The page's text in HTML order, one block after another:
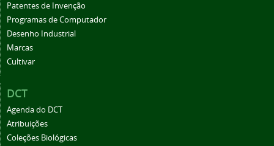
Patentes de Invenção
Programas de Computador
Desenho Industrial
Marcas
Cultivar
DCT
Agenda do DCT
Atribuições
Coleções Biológicas